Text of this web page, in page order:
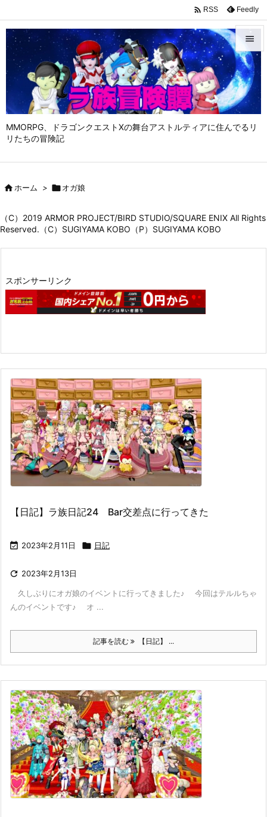
MMORPG、ドラゴンクエストⅩの舞台アストルティアに住んでるリ
リたちの冒険記


メニュ

サイド

 RSS Feedly
ホーム > オガ娘
（C）2019 ARMOR PROJECT/BIRD STUDIO/SQUARE ENIX All Rights
Reserved.（C）SUGIYAMA KOBO（P）SUGIYAMA KOBO
スポンサーリンク
【日記】ラ族日記24 Bar交差点に行ってきた
 2023年2月11日  日記
 2023年2月13日
久しぶりにオガ娘のイベントに行ってきました♪ 今回はテルルちゃ
んのイベントです♪ オ ...
記事を読む 【日記】 ...